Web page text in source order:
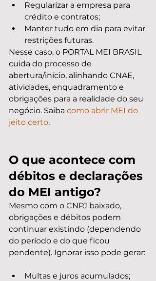
Regularizar a empresa para
crédito e contratos;
Manter tudo em dia para evitar
restrições futuras.
Nesse caso, o PORTAL MEI BRASIL
cuida do processo de
abertura/início, alinhando CNAE,
atividades, enquadramento e
obrigações para a realidade do seu
negócio. Saiba como abrir MEI do
jeito certo.
O que acontece com
débitos e declarações
do MEI antigo?
Mesmo com o CNPJ baixado,
obrigações e débitos podem
continuar existindo (dependendo
do período e do que ficou
pendente). Ignorar isso pode gerar:
Multas e juros acumulados;